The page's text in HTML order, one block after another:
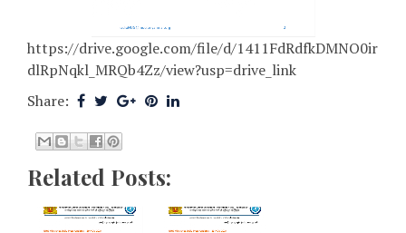
https://drive.google.com/file/d/1411FdRdfkDMNO0ir
dlRpNqkl_MRQb4Zz/view?usp=drive_link
Share:
Related Posts: